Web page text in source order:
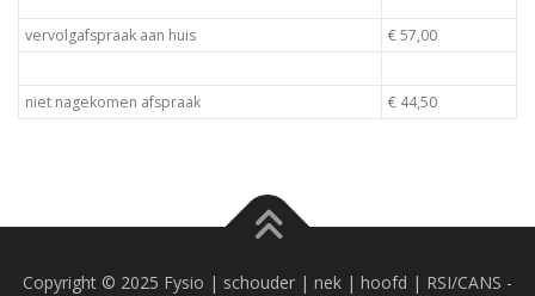
vervolgafspraak aan huis € 57,00
niet nagekomen afspraak € 44,50
Copyright © 2025 Fysio | schouder | nek | hoofd | RSI/CANS -